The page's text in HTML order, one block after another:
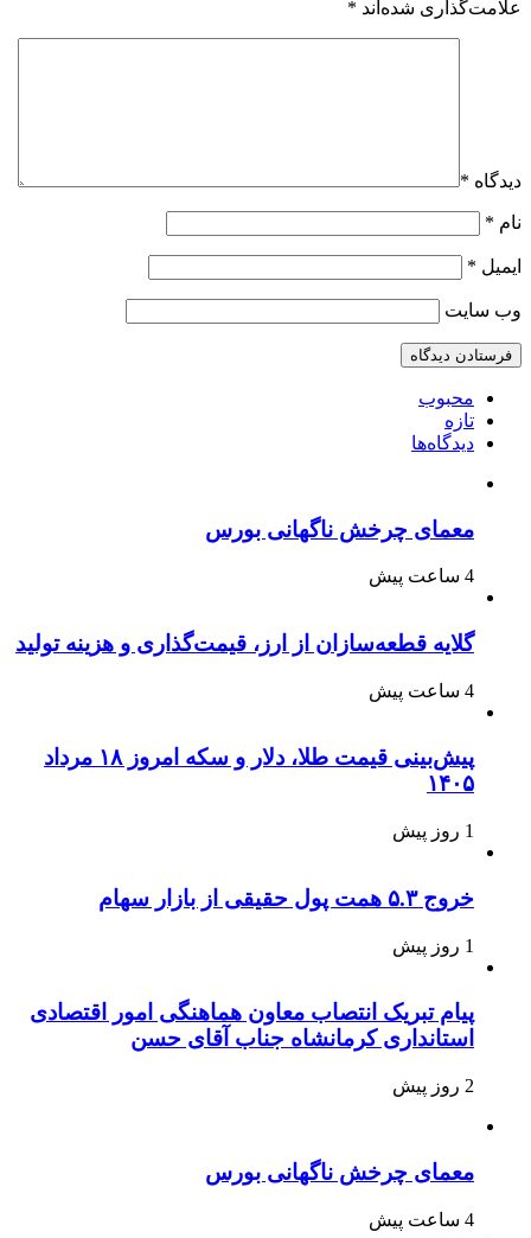
علامت‌گذاری شده‌اند *
دیدگاه *
نام *
ایمیل *
وب‌ سایت
محبوب
تازه
دیدگاه‌ها
معمای چرخش ناگهانی بورس
4 ساعت پیش
گلایه قطعه‌سازان از ارز، قیمت‌گذاری و هزینه تولید
4 ساعت پیش
پیش‌بینی قیمت طلا، دلار و سکه امروز ۱۸ مرداد
۱۴۰۵
1 روز پیش
خروج ۵.۳ همت پول حقیقی از بازار سهام
1 روز پیش
پیام تبریک انتصاب معاون هماهنگی امور اقتصادی
استانداری کرمانشاه جناب آقای حسن
2 روز پیش
معمای چرخش ناگهانی بورس
4 ساعت پیش